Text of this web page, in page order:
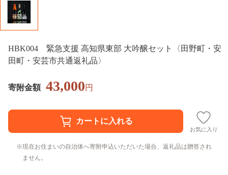
HBK004 緊急支援 高知県東部 大吟醸セット〈田野町・安
田町・安芸市共通返礼品〉
寄附金額 43,000円
お気に入り
現在お住まいの自治体へ寄附申込いただいた場合、返礼品は贈答され
ません。